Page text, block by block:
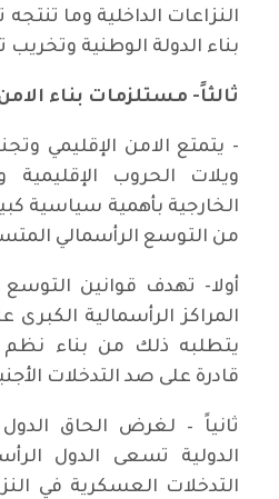
النزاعات الداخلية وما
بناء الدولة الوطنية وتخريب
ثالثاً- مستلزمات بناء
- يتمتع الامن الإقليمي
ويلات الحروب الإقليمية
الخارجية بأهمية سياسية
من التوسع الرأسمالي
أولا- تهدف قوانين التوسع
المراكز الرأسمالية الكبرى
يتطلبه ذلك من بناء
قادرة على صد التدخلات
ثانياً – لغرض الحاق الدول
الدولية تسعى الدول
التدخلات العسكرية في